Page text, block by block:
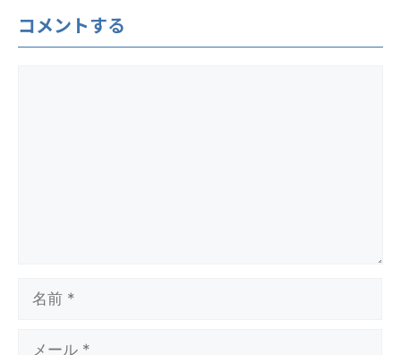
コメントする